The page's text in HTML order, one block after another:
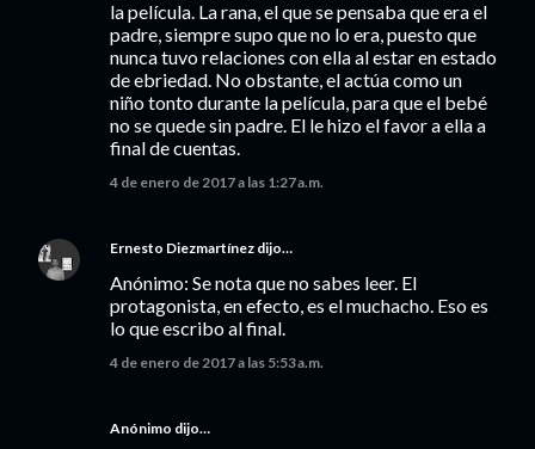
la película. La rana, el que se pensaba que era el
padre, siempre supo que no lo era, puesto que
nunca tuvo relaciones con ella al estar en estado
de ebriedad. No obstante, el actúa como un
niño tonto durante la película, para que el bebé
no se quede sin padre. El le hizo el favor a ella a
final de cuentas.
4 de enero de 2017 a las 1:27 a.m.
Ernesto Diezmartínez dijo…
Anónimo: Se nota que no sabes leer. El
protagonista, en efecto, es el muchacho. Eso es
lo que escribo al final.
4 de enero de 2017 a las 5:53 a.m.
Anónimo dijo…